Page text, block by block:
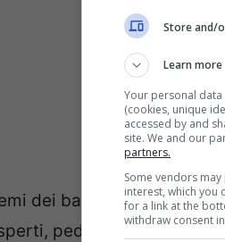
dei bambini dei Paesi
pediatri e
Store and/
Learn more
Your personal
(cookies, unique
accessed by and
site. We and our
partners.
Some vendors
interest, which you
for a link at the
withdraw consent